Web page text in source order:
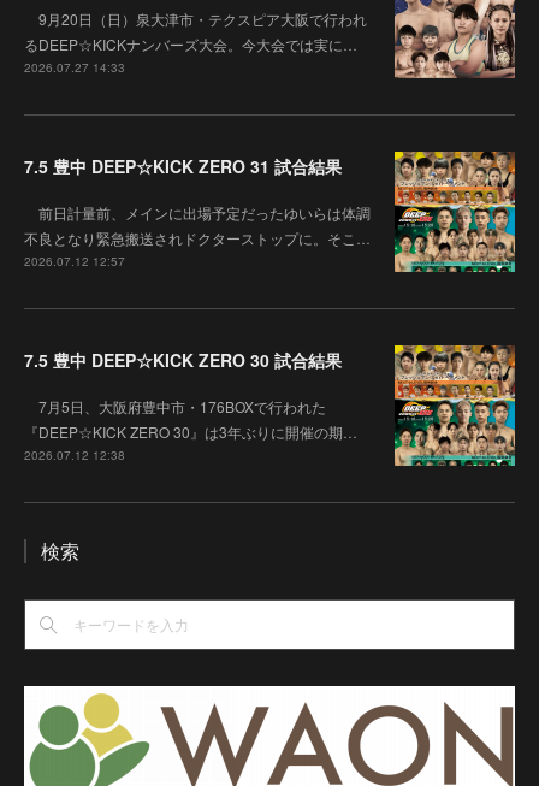
9月20日（日）泉大津市・テクスピア大阪で行われ
るDEEP☆KICKナンバーズ大会。今大会では実に…
2026.07.27 14:33
7.5 豊中 DEEP☆KICK ZERO 31 試合結果
前日計量前、メインに出場予定だったゆいらは体調
不良となり緊急搬送されドクターストップに。そこ…
2026.07.12 12:57
7.5 豊中 DEEP☆KICK ZERO 30 試合結果
7月5日、大阪府豊中市・176BOXで行われた
『DEEP☆KICK ZERO 30』は3年ぶりに開催の期…
2026.07.12 12:38
検索